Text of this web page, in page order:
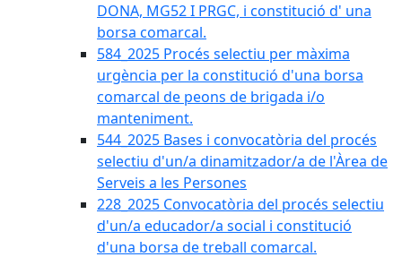
DONA, MG52 I PRGC, i constitució d' una
borsa comarcal.
584_2025 Procés selectiu per màxima
urgència per la constitució d'una borsa
comarcal de peons de brigada i/o
manteniment.
544_2025 Bases i convocatòria del procés
selectiu d'un/a dinamitzador/a de l'Àrea de
Serveis a les Persones
228_2025 Convocatòria del procés selectiu
d'un/a educador/a social i constitució
d'una borsa de treball comarcal.